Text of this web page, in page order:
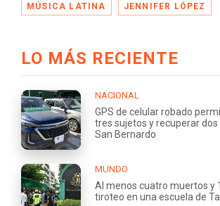
MÚSICA LATINA JENNIFER LÓPEZ
LO MÁS RECIENTE
NACIONAL
GPS de celular robado
tres sujetos y recuperar dos
San Bernardo
MUNDO
Al menos cuatro muertos y
tiroteo en una escuela de